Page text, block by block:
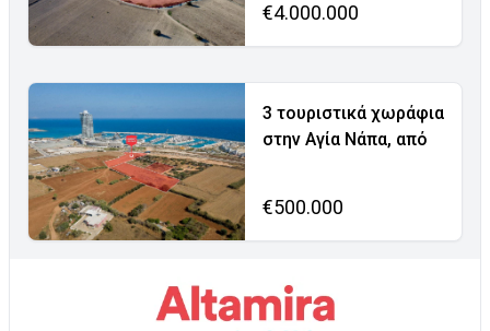
€4.000.000
3 τουριστικά χωράφια
στην Αγία Νάπα, από
€500.000